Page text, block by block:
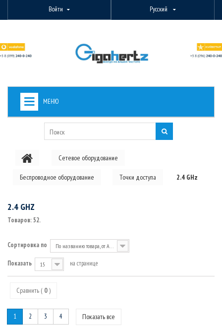
Войти Русский
МЕНЮ
PON ОБОРУДОВАНИЕ
КАБЕЛЬНАЯ ПРОДУКЦИЯ
МАРШРУТИЗАТОРЫ
Сетевое оборудование
Беспроводное оборудование Точки доступа 2.4 GHz
2.4 GHZ
Товаров: 52.
Сортировка по По названию товара, от А до Я
Показать 15 на странице
Сравнить ( 0)
Показать все
1 2 3 4